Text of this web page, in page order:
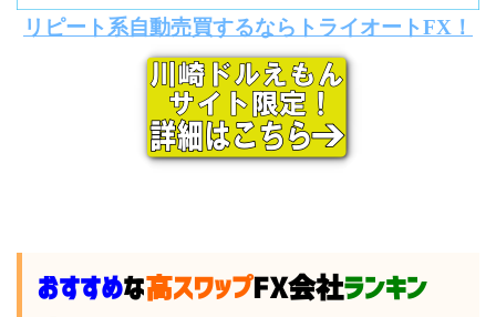
リピート系自動売買するならトライオートFX！
おすすめな高スワップFX会社ランキン